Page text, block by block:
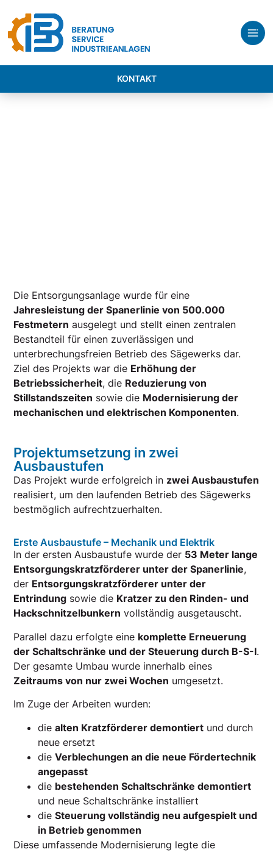
KONTAKT
Die Entsorgungsanlage wurde für eine
Jahresleistung der Spanerlinie von 500.000
Festmetern ausgelegt und stellt einen zentralen
Bestandteil für einen zuverlässigen und
unterbrechungsfreien Betrieb des Sägewerks dar.
Ziel des Projekts war die Erhöhung der
Betriebssicherheit, die Reduzierung von
Stillstandszeiten sowie die Modernisierung der
mechanischen und elektrischen Komponenten.
Projektumsetzung in zwei
Ausbaustufen
Das Projekt wurde erfolgreich in zwei Ausbaustufen
realisiert, um den laufenden Betrieb des Sägewerks
bestmöglich aufrechtzuerhalten.
Erste Ausbaustufe – Mechanik und Elektrik
In der ersten Ausbaustufe wurde der 53 Meter lange
Entsorgungskratzförderer unter der Spanerlinie,
der Entsorgungskratzförderer unter der
Entrindung sowie die Kratzer zu den Rinden- und
Hackschnitzelbunkern vollständig ausgetauscht.
Parallel dazu erfolgte eine komplette Erneuerung
der Schaltschränke und der Steuerung durch B-S-I.
Der gesamte Umbau wurde innerhalb eines
Zeitraums von nur zwei Wochen umgesetzt.
Im Zuge der Arbeiten wurden:
diealten Kratzförderer demontiert und durch
neue ersetzt
dieVerblechungen an die neue Fördertechnik
angepasst
die bestehenden Schaltschränke demontiert
und neue Schaltschränke installiert
dieSteuerung vollständig neu aufgespielt und
in Betrieb genommen
Diese umfassende Modernisierung legte die